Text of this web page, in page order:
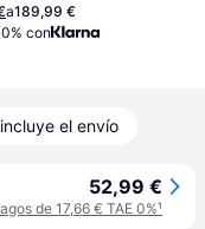
a189,99 €
con
el envío
52,99 €
de 17,66 € TAE 0%¹